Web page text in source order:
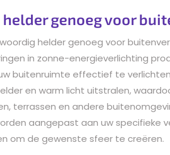
genoeg voor
helder genoeg voor
in zonne-energieverlichting
buitenruimte effectief te
en warm licht uitstralen,
terrassen en andere
aangepast aan uw specifieke
om de gewenste sfeer te creëren.